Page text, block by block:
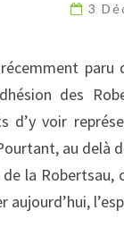
3
paru
des
d’y voir
au delà
la Robertsau,
aujourd’hui,